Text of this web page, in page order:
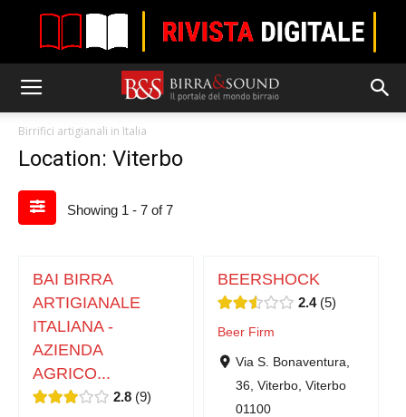
Birrifici artigianali in Italia
Location: Viterbo
Showing 1 - 7 of 7
BAI BIRRA
ARTIGIANALE
ITALIANA -
AZIENDA
AGRICO...
2.8 9
BEERSHOCK
2.4 5
Beer Firm
Via S. Bonaventura,
36, Viterbo, Viterbo
01100